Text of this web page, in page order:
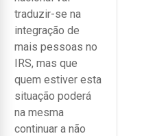
traduzir-se na
integração de
mais pessoas no
IRS, mas que
quem estiver esta
situação poderá
na mesma
continuar a não